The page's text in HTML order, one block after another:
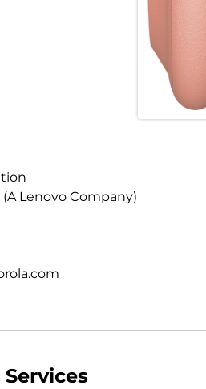
Lenovo Company)